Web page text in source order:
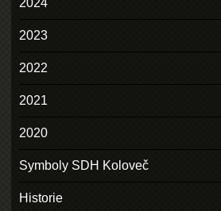
2023
2022
2021
2020
Symboly SDH Koloveč
Historie